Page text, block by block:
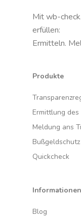
Mit wb-
erfüllen:
Ermitteln.
Produkte
Ermittlung
Meldung ans
Bußgeldschutz
Quickcheck
Informationen
Blog